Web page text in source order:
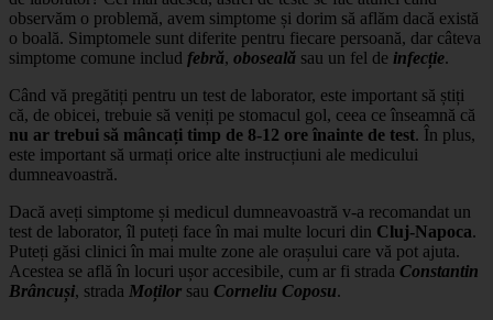
observăm o problemă, avem simptome și dorim să aflăm dacă există
o boală. Simptomele sunt diferite pentru fiecare persoană, dar câteva
simptome comune includ febră, oboseală sau un fel de infecție.
Când vă pregătiți pentru un test de laborator, este important să știți
că, de obicei, trebuie să veniți pe stomacul gol, ceea ce înseamnă că
nu ar trebui să mâncați timp de 8-12 ore înainte de test. În plus,
este important să urmați orice alte instrucțiuni ale medicului
dumneavoastră.
Dacă aveți simptome și medicul dumneavoastră v-a recomandat un
test de laborator, îl puteți face în mai multe locuri din Cluj-Napoca.
Puteți găsi clinici în mai multe zone ale orașului care vă pot ajuta.
Acestea se află în locuri ușor accesibile, cum ar fi strada Constantin
Brâncuși, strada Moților sau Corneliu Coposu.